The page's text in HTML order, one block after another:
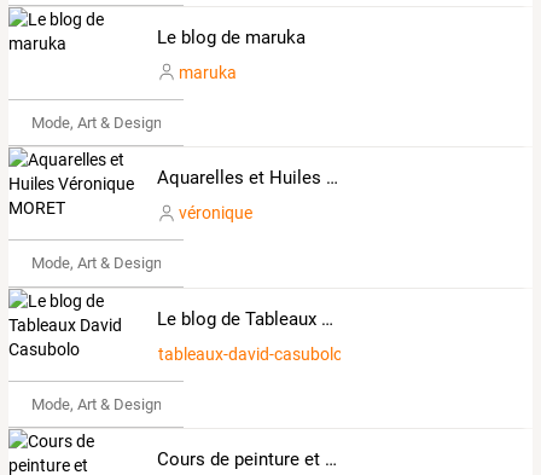
Le blog de maruka
maruka
Mode, Art & Design
Aquarelles et Huiles Véronique MORET
véronique
Mode, Art & Design
Le blog de Tableaux David Casubolo
tableaux-david-casubolo
Mode, Art & Design
Cours de peinture et dessin, nimes, pour les enfants à partir de 4 ans et les adultes